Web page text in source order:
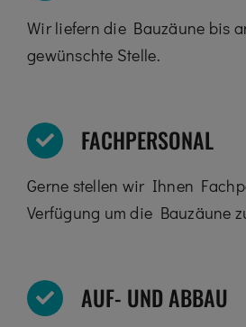
Wir liefern die Bauzäune bis
gewünschte Stelle.
FACHPERSONAL
Gerne stellen wir Ihnen
Verfügung um die Bauzäune
AUF- UND ABBAU